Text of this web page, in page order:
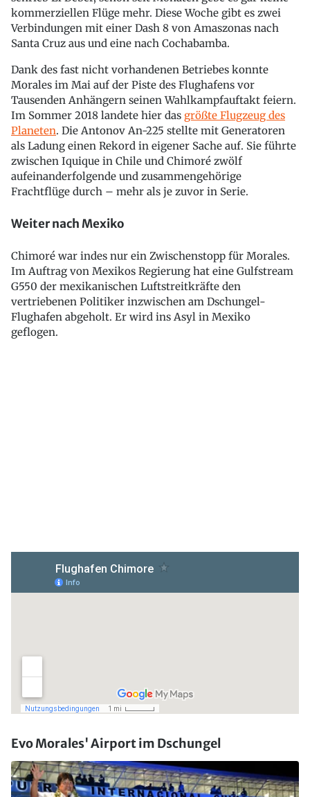
kommerziellen Flüge mehr. Diese Woche gibt es zwei
Verbindungen mit einer Dash 8 von Amaszonas nach
Santa Cruz aus und eine nach Cochabamba.
Dank des fast nicht vorhandenen Betriebes konnte
Morales im Mai auf der Piste des Flughafens vor
Tausenden Anhängern seinen Wahlkampfauftakt feiern.
Im Sommer 2018 landete hier das größte Flugzeug des
Planeten. Die Antonov An-225 stellte mit Generatoren
als Ladung einen Rekord in eigener Sache auf. Sie führte
zwischen Iquique in Chile und Chimoré zwölf
aufeinanderfolgende und zusammengehörige
Frachtflüge durch – mehr als je zuvor in Serie.
Weiter nach Mexiko
Chimoré war indes nur ein Zwischenstopp für Morales.
Im Auftrag von Mexikos Regierung hat eine Gulfstream
G550 der mexikanischen Luftstreitkräfte den
vertriebenen Politiker inzwischen am Dschungel-
Flughafen abgeholt. Er wird ins Asyl in Mexiko
geflogen.
Evo Morales' Airport im Dschungel